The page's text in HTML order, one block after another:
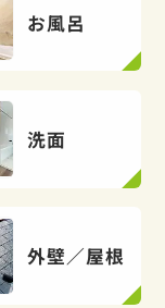
お風呂
洗面
外壁／屋根